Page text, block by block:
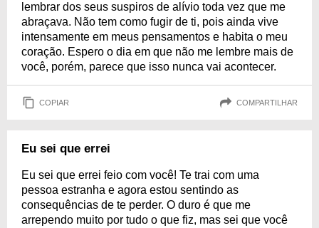
lembrar dos seus suspiros de alívio toda vez que me
abraçava. Não tem como fugir de ti, pois ainda vive
intensamente em meus pensamentos e habita o meu
coração. Espero o dia em que não me lembre mais de
você, porém, parece que isso nunca vai acontecer.
COPIAR COMPARTILHAR
Eu sei que errei
Eu sei que errei feio com você! Te trai com uma
pessoa estranha e agora estou sentindo as
consequências de te perder. O duro é que me
arrependo muito por tudo o que fiz, mas sei que você